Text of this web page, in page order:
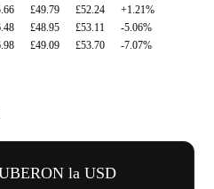
£49.79 £52.24
+1.21%
£48.95 £53.11
-5.06%
£49.09 £53.70 -7.07%
la USD